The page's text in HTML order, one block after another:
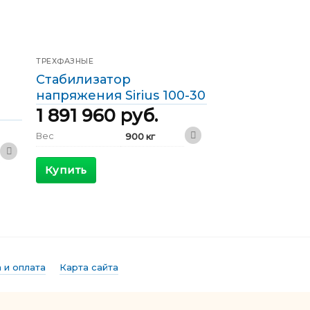
ТРЕХФАЗНЫЕ
Стабилизатор
напряжения Sirius 100-30
1 891 960 руб.
Вес 900 кг
Габариты
Фазы
Купить
и оплата Карта сайта